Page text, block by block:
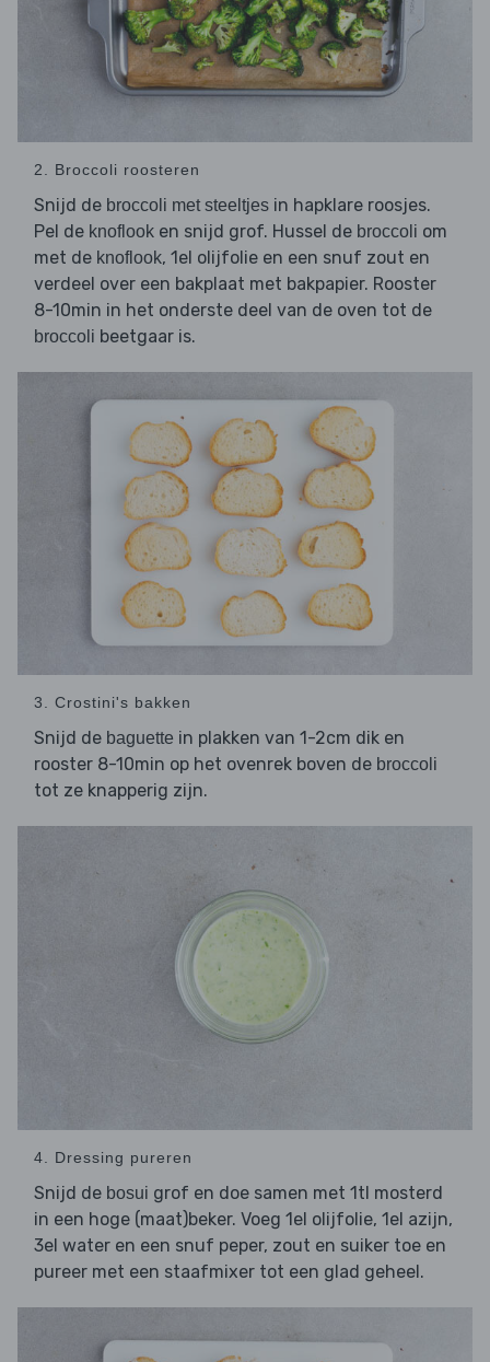
2. Broccoli roosteren
Snijd de broccoli met steeltjes in hapklare roosjes.
Pel de knoflook en snijd grof. Hussel de broccoli om
met de knoflook, 1el olijfolie en een snuf zout en
verdeel over een bakplaat met bakpapier. Rooster
8-10min in het onderste deel van de oven tot de
broccoli beetgaar is.
3. Crostini's bakken
Snijd de baguette in plakken van 1-2cm dik en
rooster 8-10min op het ovenrek boven de broccoli
tot ze knapperig zijn.
4. Dressing pureren
Snijd de bosui grof en doe samen met 1tl mosterd
in een hoge (maat)beker. Voeg 1el olijfolie, 1el azijn,
3el water en een snuf peper, zout en suiker toe en
pureer met een staafmixer tot een glad geheel.